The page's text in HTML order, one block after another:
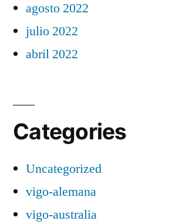
agosto 2022
julio 2022
abril 2022
Categories
Uncategorized
vigo-alemana
vigo-australia